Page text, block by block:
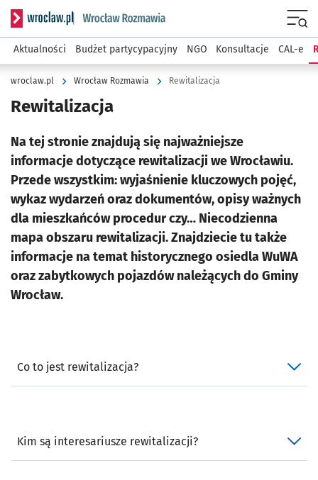
Serwis informacyjny wroclaw.pl podserwis: Rozmawia
Aktualności Budżet partycypacyjny NGO Konsultacje CAL-e
wroclaw.pl Wrocław Rozmawia Rewitalizacja
Rewitalizacja
Na tej stronie znajdują się najważniejsze
informacje dotyczące rewitalizacji we Wrocławiu.
Przede wszystkim: wyjaśnienie kluczowych pojęć,
wykaz wydarzeń oraz dokumentów, opisy ważnych
dla mieszkańców procedur czy… Niecodzienna
mapa obszaru rewitalizacji. Znajdziecie tu także
informacje na temat historycznego osiedla WuWA
oraz zabytkowych pojazdów należących do Gminy
Wrocław.
Co to jest rewitalizacja?
Kim są interesariusze rewitalizacji?